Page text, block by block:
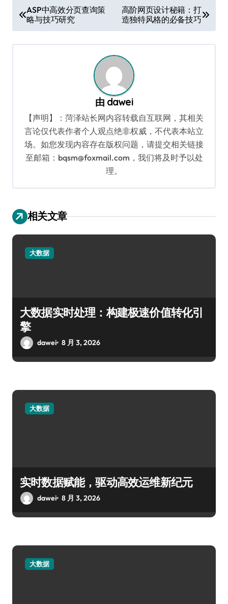
章
导
ASP中高效分页查询策
略与技巧研究
高阶网页设计秘籍：打
造独特风格的必备技巧
由 dawei
【声明】：菏泽站长网内容转载自互联网，其相关
言论仅代表作者个人观点绝非权威，不代表本站立
场。如您发现内容存在版权问题，请提交相关链接
至邮箱：bqsm@foxmail.com，我们将及时予以处
理。
相关文章
大数据
大数据实时处理：构建极速价值转化引
擎
dawei 8 月 3, 2026
大数据
实时数据赋能，驱动高效运维新纪元
dawei 8 月 3, 2026
大数据